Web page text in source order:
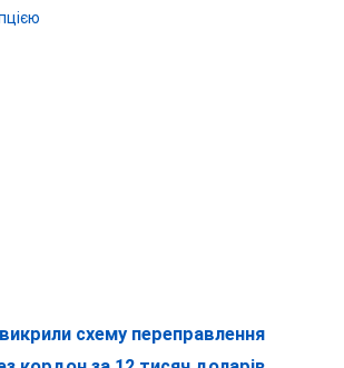
викрили схему переправлення